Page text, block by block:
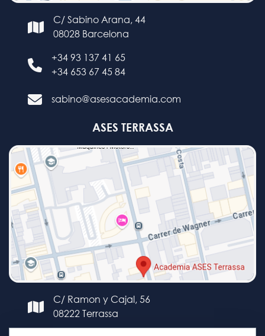
C/ Sabino Arana, 44
08028 Barcelona
+34 93 137 41 65
+34 653 67 45 84
sabino@asesacademia.com
ASES TERRASSA
C/ Ramon y Cajal, 56
08222 Terrassa